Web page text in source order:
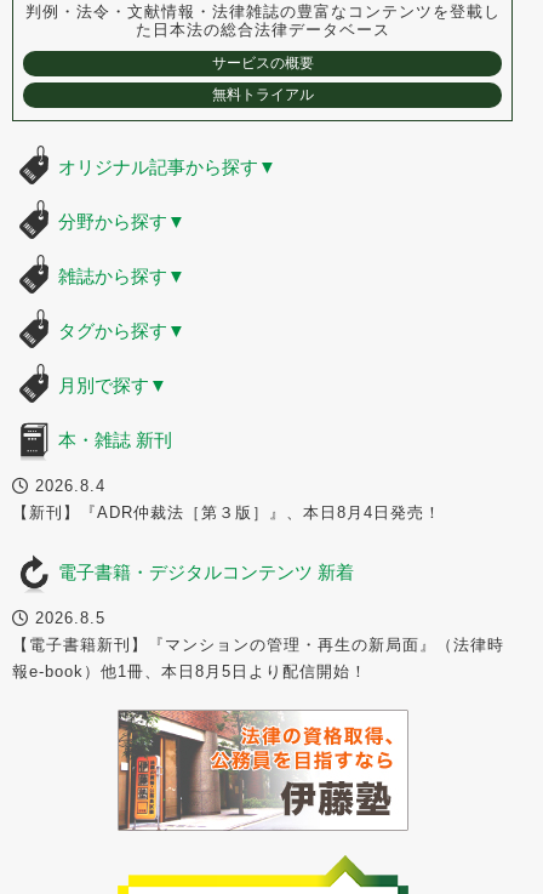
判例・法令・文献情報・法律雑誌の豊富なコンテンツを登載し
た 日本法の総合法律データベース
サービスの概要
無料トライアル
オリジナル記事から探す ▼
分野から探す ▼
雑誌から探す ▼
タグから探す ▼
月別で探す ▼
本・雑誌 新刊
2026.8.4
【新刊】『ADR仲裁法［第３版］』、本日8月4日発売！
電子書籍・デジタルコンテンツ 新着
2026.8.5
【電子書籍新刊】『マンションの管理・再生の新局面』（法律時
報e-book）他1冊、本日8月5日より配信開始！